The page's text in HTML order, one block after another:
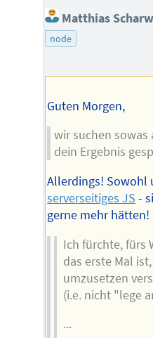
Matthias
node
Guten Morgen,
wir suchen sowas
dein Ergebnis
Allerdings! Sowohl
serverseitiges JS -
gerne mehr hätten!
Ich fürchte, fürs
das erste Mal
umzusetzen
(i.e. nicht "lege
...